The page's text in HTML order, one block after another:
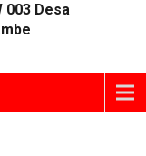
003 Desa